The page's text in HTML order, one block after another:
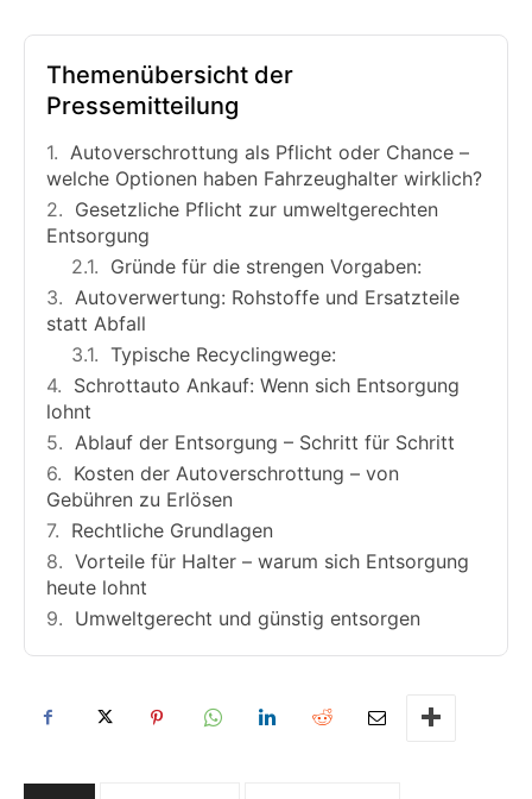
Themenübersicht der
Pressemitteilung
Autoverschrottung als Pflicht oder Chance –
welche Optionen haben Fahrzeughalter wirklich?
Gesetzliche Pflicht zur umweltgerechten
Entsorgung
Gründe für die strengen Vorgaben:
Autoverwertung: Rohstoffe und Ersatzteile
statt Abfall
Typische Recyclingwege:
Schrottauto Ankauf: Wenn sich Entsorgung
lohnt
Ablauf der Entsorgung – Schritt für Schritt
Kosten der Autoverschrottung – von
Gebühren zu Erlösen
Rechtliche Grundlagen
Vorteile für Halter – warum sich Entsorgung
heute lohnt
Umweltgerecht und günstig entsorgen